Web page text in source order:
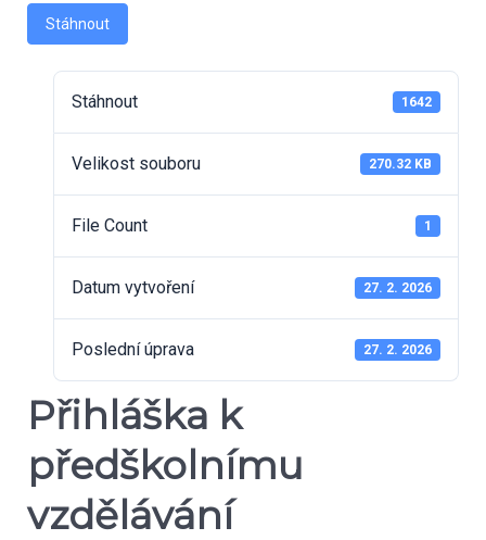
Stáhnout
Stáhnout 1642
Velikost souboru 270.32 KB
File Count 1
Datum vytvoření 27. 2. 2026
Poslední úprava 27. 2. 2026
Přihláška k
předškolnímu
vzdělávání